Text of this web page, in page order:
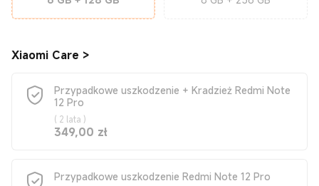
Xiaomi Care >
Przypadkowe uszkodzenie + Kradzież Redmi Note
12 Pro
( 2 lata )
349,00 zł
Przypadkowe uszkodzenie Redmi Note 12 Pro